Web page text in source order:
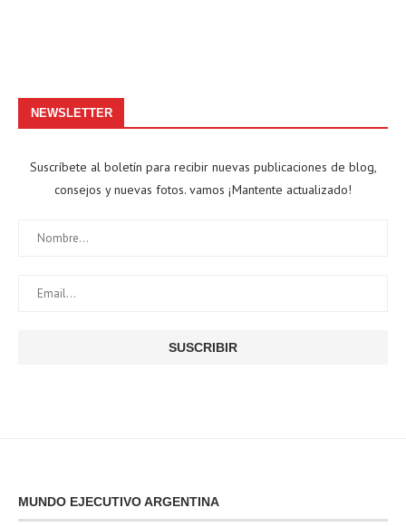
NEWSLETTER
Suscríbete al boletín para recibir nuevas publicaciones de blog,
consejos y nuevas fotos. vamos ¡Mantente actualizado!
MUNDO EJECUTIVO ARGENTINA